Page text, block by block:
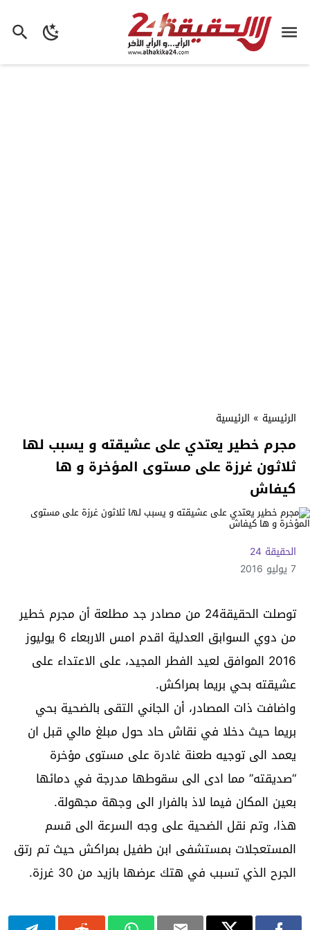
الرئيسية » الرئيسية
مجرم خطير يعتدي على عشيقته و يسبب لها
ثلاثون غرزة على مستوى المؤخرة و ها
كيفاش
الحقيقة 24
7 يوليو 2016
توصلت الحقيقة24 من مصادر جد مطلعة أن مجرم خطير
من دوي السوابق العدلية اقدم امس الاربعاء 6 يوليوز
2016 الموافق لعيد الفطر المجيد، على الاعتداء على
عشيقته بحي بريما بمراكش.
واضافت ذات المصادر، أن الجاني التقى بالضحية بحي
بريما حيث دخلا في نقاش حاد حول مبلغ مالي قبل ان
يعمد الى توجيه طعنة غادرة على مستوى مؤخرة
“صديقته” مما ادى الى سقوطها مدرجة في دمائها
بعين المكان فيما لاذ بالفرار الى وجهة مجهولة.
هذا، وتم نقل الضحية على وجه السرعة الى قسم
المستعجلات بمستشفى ابن طفيل بمراكش حيث تم رتق
الجرح الذي تسبب في هتك عرضها بازيد من 30 غرزة.